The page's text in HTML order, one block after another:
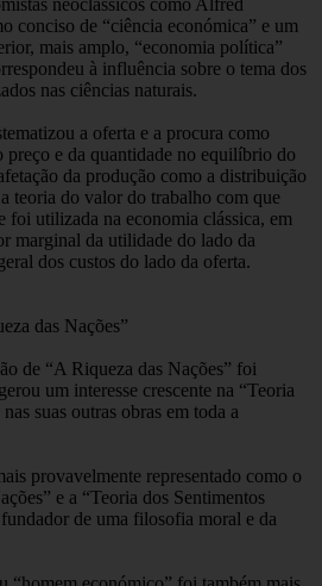
conciso de “ciência económica” e um
mais amplo, “economia política”
à influência sobre o tema dos
nas ciências naturais.
a oferta e a procura como
preço e da quantidade no equilíbrio do
da produção como a distribuição
teoria do valor do trabalho com que
utilizada na economia clássica, em
marginal da utilidade do lado da
dos custos do lado da oferta.
das Nações”
de “A Riqueza das Nações” foi
um interesse crescente na “Teoria
suas outras obras em toda a
provavelmente representado como o
e a “Teoria dos Sentimentos
de uma filosofia moral e da